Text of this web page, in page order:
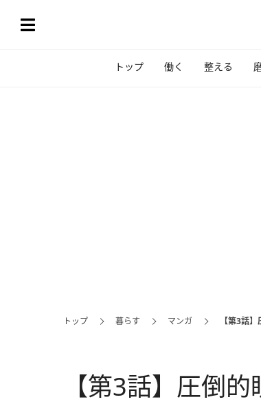
トップ 働く 整える
トップ 暮らす マンガ 【第3話
【第3話】圧倒的